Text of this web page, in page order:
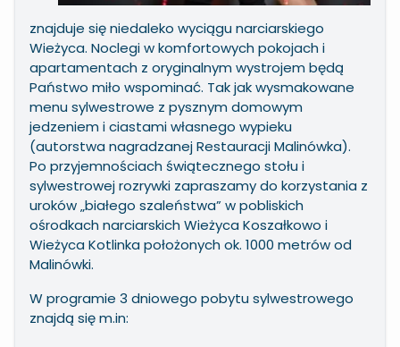
znajduje się niedaleko wyciągu narciarskiego
Wieżyca. Noclegi w komfortowych pokojach i
apartamentach z oryginalnym wystrojem będą
Państwo miło wspominać. Tak jak wysmakowane
menu sylwestrowe z pysznym domowym
jedzeniem i ciastami własnego wypieku
(autorstwa nagradzanej Restauracji Malinówka).
Po przyjemnościach świątecznego stołu i
sylwestrowej rozrywki zapraszamy do korzystania z
uroków „białego szaleństwa” w pobliskich
ośrodkach narciarskich Wieżyca Koszałkowo i
Wieżyca Kotlinka położonych ok. 1000 metrów od
Malinówki.
W programie 3 dniowego pobytu sylwestrowego
znajdą się m.in: